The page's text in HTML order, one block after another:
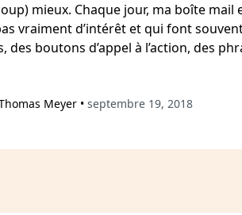
mieux. Chaque jour, ma boîte
vraiment d’intérêt et qui font
des boutons d’appel à l’action, des
Meyer • septembre 19, 2018